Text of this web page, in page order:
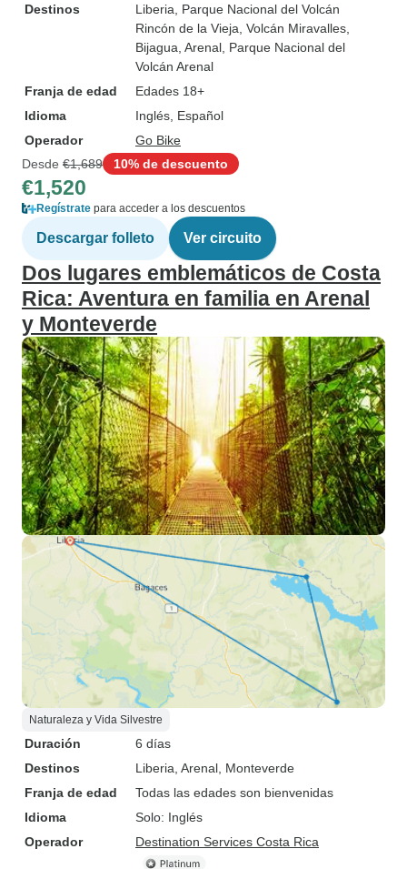
Destinos
Liberia , Parque Nacional del Volcán
Rincón de la Vieja , Volcán Miravalles
Bijagua , Arenal , Parque Nacional del
Volcán Arenal
Franja de edad
Edades 18+
Idioma
Inglés, Español
Operador
Go Bike
Desde €1,689 10% de descuento
€1,520
Regístrate para acceder a los descuentos
Descargar folleto Ver circuito
Dos lugares emblemáticos de Costa
Rica: Aventura en familia en Arenal
y Monteverde
Naturaleza y Vida Silvestre
Duración
6 días
Destinos
Liberia , Arenal , Monteverde
Franja de edad
Todas las edades son bienvenidas
Idioma
Solo: Inglés
Operador
Destination Services Costa Rica